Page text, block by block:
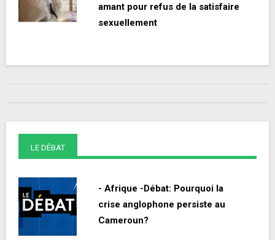
amant pour refus de la satisfaire
sexuellement
LE DÉBAT
- Afrique -Débat: Pourquoi la
crise anglophone persiste au
Cameroun?